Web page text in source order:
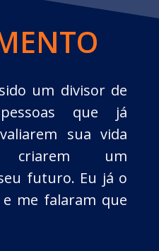
um divisor de
que já
sua vida
criarem um
futuro. Eu já o
me falaram que